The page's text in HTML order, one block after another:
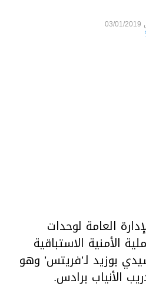
03/01/2019
العامة لوحدات
الأمنية الاستباقية
بوزيد لـ’فريتس’ وهو
الأنياب برادس.